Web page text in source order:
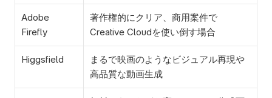
Adobe
Firefly
著作権的にクリア、商用案件で
Creative Cloudを使い倒す場合
Higgsfield
まるで映画のようなビジュアル再現や
高品質な動画生成